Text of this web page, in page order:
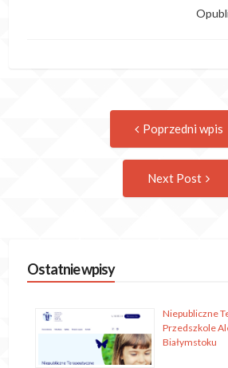
navigation
Poprzedni wpis
Next Post
Ostatnie wpisy
Niepubliczne
Przedszkole
Białymstoku